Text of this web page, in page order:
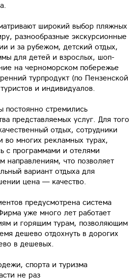
широкий выбор пляжных
разнообразные экскурсионные
и за рубежом, детский отдых,
для детей и взрослых, шоп-
на черноморском побережье
турпродукт (по Пензенской
и индивидуалов.
постоянно стремились
представляемых услуг. Для того
отдых, сотрудники
во многих рекламных турах,
с программами и отелями
направлениям, что позволяет
вариант отдыха для
цена — качество.
предусмотрена система
уже много лет работает
и горящим турам, позволяющим
дешево отдохнуть в дорогих
в дешевых.
спорта и туризма
не раз